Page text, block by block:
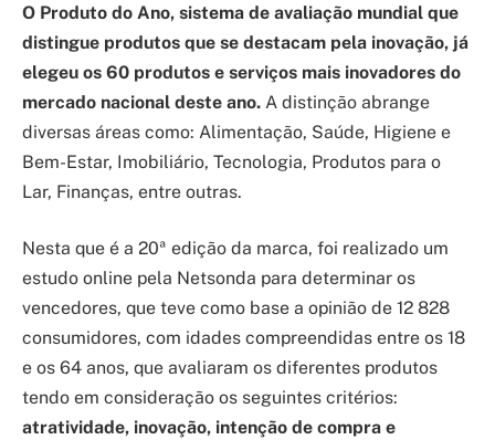
O Produto do Ano, sistema de avaliação mundial que
distingue produtos que se destacam pela inovação, já
elegeu os 60 produtos e serviços mais inovadores do
mercado nacional deste ano. A distinção abrange
diversas áreas como: Alimentação, Saúde, Higiene e
Bem-Estar, Imobiliário, Tecnologia, Produtos para o
Lar, Finanças, entre outras.
Nesta que é a 20ª edição da marca, foi realizado um
estudo online pela Netsonda para determinar os
vencedores, que teve como base a opinião de 12 828
consumidores, com idades compreendidas entre os 18
e os 64 anos, que avaliaram os diferentes produtos
tendo em consideração os seguintes critérios:
atratividade, inovação, intenção de compra e